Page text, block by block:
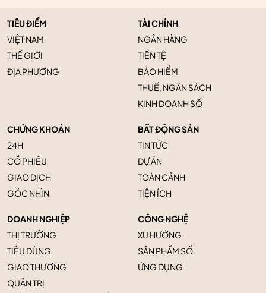
TIÊU ĐIỂM
VIỆT NAM
THẾ GIỚI
ĐỊA PHƯƠNG
TÀI CHÍNH
NGÂN HÀNG
TIỀN TỆ
BẢO HIỂM
THUẾ, NGÂN SÁCH
KINH DOANH SỐ
CHỨNG KHOÁN
24H
CỔ PHIẾU
GIAO DỊCH
GÓC NHÌN
BẤT ĐỘNG SẢN
TIN TỨC
DỰ ÁN
TOÀN CẢNH
TIỆN ÍCH
DOANH NGHIỆP
THỊ TRƯỜNG
TIÊU DÙNG
GIAO THƯƠNG
QUẢN TRỊ
CÔNG NGHỆ
XU HƯỚNG
SẢN PHẨM SỐ
ỨNG DỤNG